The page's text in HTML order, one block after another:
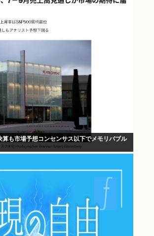
も市場予想コンセンサス以下でメモリバブル